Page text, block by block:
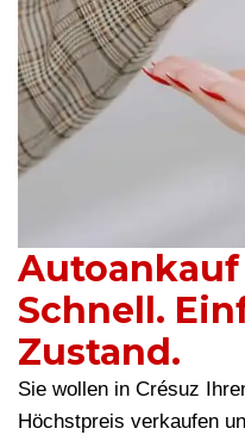
Autoankauf
Schnell.
Zustand.
Sie wollen in Crésuz
Höchstpreis verkaufen